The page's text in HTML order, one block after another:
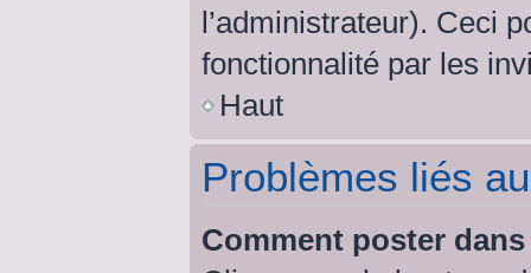
l’administrateur). Ceci
fonctionnalité par les
Haut
Problèmes liés
Comment poster